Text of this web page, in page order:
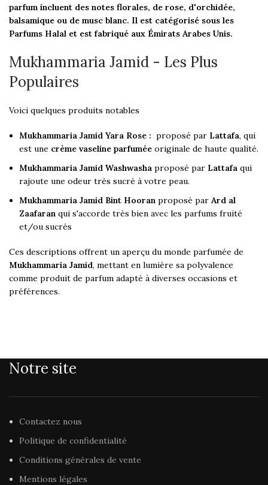
parfum incluent des notes florales, de rose, d'orchidée,
balsamique ou de musc blanc. Il est catégorisé sous les
Parfums Halal et est fabriqué aux Émirats Arabes Unis.
Mukhammaria Jamid - Les Plus
Populaires
Voici quelques produits notables
Mukhammaria Jamid Yara Rose : proposé par Lattafa, qui
est une crème vaseline parfumée originale de haute qualité.
Mukhammaria Jamid Washwasha proposé par Lattafa qui
rajoute une odeur très sucré à votre peau.
Mukhammaria Jamid Bint Hooran proposé par Ard al
Zaafaran qui s'accorde très bien avec les parfums fruité
et/ou sucrés
Ces descriptions offrent un aperçu du monde parfumée de
Mukhammaria Jamid, mettant en lumière sa polyvalence
comme produit de parfum adapté à diverses occasions et
préférences.
Notre site
Contactez nous
Politique de confidentialité
Conditions générales de vente
Mentions légales